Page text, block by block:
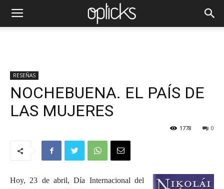
RESEÑAS
NOCHEBUENA. EL PAÍS DE
LAS MUJERES
0
1778
Hoy, 23 de abril, Día Internacional del